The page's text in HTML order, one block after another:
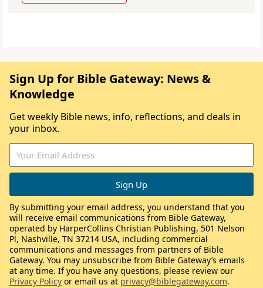
Sign Up for Bible Gateway: News &
Knowledge
Get weekly Bible news, info, reflections, and deals in
your inbox.
By submitting your email address, you understand that you
will receive email communications from Bible Gateway,
operated by HarperCollins Christian Publishing, 501 Nelson
Pl, Nashville, TN 37214 USA, including commercial
communications and messages from partners of Bible
Gateway. You may unsubscribe from Bible Gateway’s emails
at any time. If you have any questions, please review our
Privacy Policy or email us at privacy@biblegateway.com.